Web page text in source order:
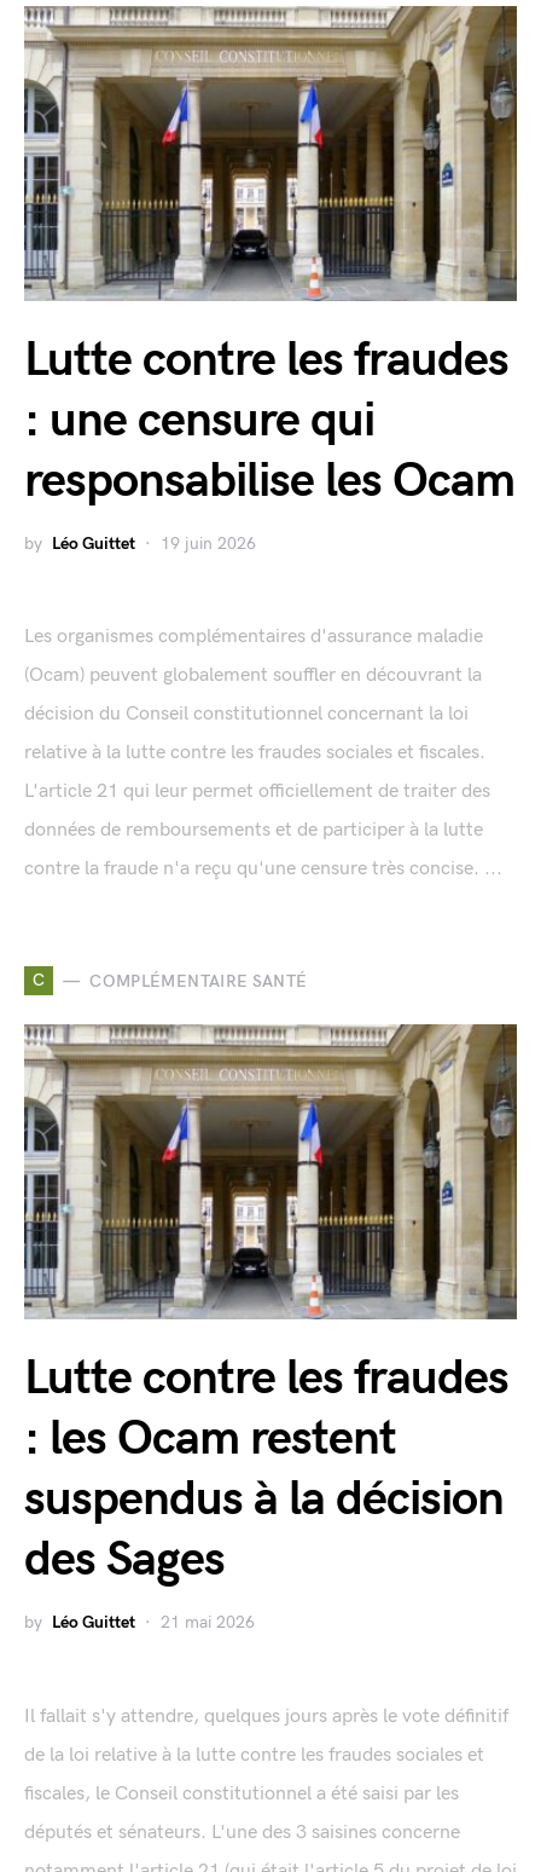
Lutte contre les fraudes
: une censure qui
responsabilise les Ocam
by Léo Guittet 19 juin 2026
Les organismes complémentaires d'assurance maladie
(Ocam) peuvent globalement souffler en découvrant la
décision du Conseil constitutionnel concernant la loi
relative à la lutte contre les fraudes sociales et fiscales.
L'article 21 qui leur permet officiellement de traiter des
données de remboursements et de participer à la lutte
contre la fraude n'a reçu qu'une censure très concise. ...
C COMPLÉMENTAIRE SANTÉ
Lutte contre les fraudes
: les Ocam restent
suspendus à la décision
des Sages
by Léo Guittet 21 mai 2026
Il fallait s'y attendre, quelques jours après le vote définitif
de la loi relative à la lutte contre les fraudes sociales et
fiscales, le Conseil constitutionnel a été saisi par les
députés et sénateurs. L'une des 3 saisines concerne